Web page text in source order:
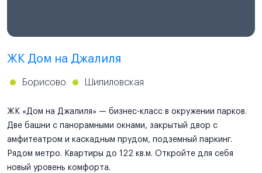
ЖК Дом на Джалиля
Борисово Шипиловская
ЖК «Дом на Джалиля» — бизнес-класс в окружении парков.
Две башни с панорамными окнами, закрытый двор с
амфитеатром и каскадным прудом, подземный паркинг.
Рядом метро. Квартиры до 122 кв.м. Откройте для себя
новый уровень комфорта.